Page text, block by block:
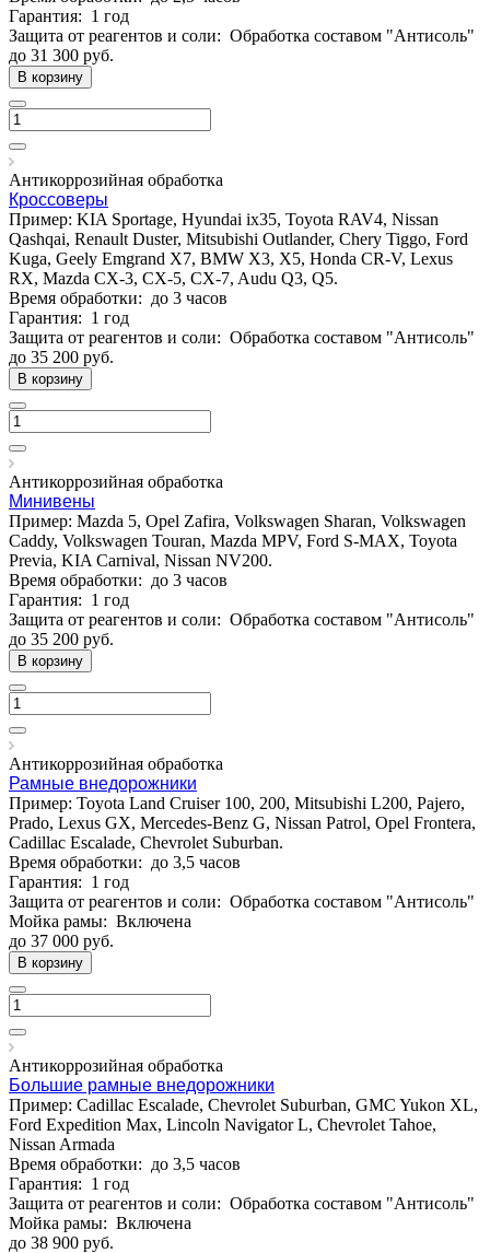
Гарантия: 1 год
Защита от реагентов и соли: Обработка составом "Антисоль"
до 31 300 руб.
В корзину
Антикоррозийная обработка
Кроссоверы
Пример: KIA Sportage, Hyundai ix35, Toyota RAV4, Nissan
Qashqai, Renault Duster, Mitsubishi Outlander, Chery Tiggo, Ford
Kuga, Geely Emgrand X7, BMW X3, X5, Honda CR-V, Lexus
RX, Mazda CX-3, CX-5, CX-7, Audu Q3, Q5.
Время обработки: до 3 часов
Гарантия: 1 год
Защита от реагентов и соли: Обработка составом "Антисоль"
до 35 200 руб.
В корзину
Антикоррозийная обработка
Минивены
Пример: Mazda 5, Opel Zafira, Volkswagen Sharan, Volkswagen
Caddy, Volkswagen Touran, Mazda MPV, Ford S-MAX, Toyota
Previa, KIA Carnival, Nissan NV200.
Время обработки: до 3 часов
Гарантия: 1 год
Защита от реагентов и соли: Обработка составом "Антисоль"
до 35 200 руб.
В корзину
Антикоррозийная обработка
Рамные внедорожники
Пример: Toyota Land Cruiser 100, 200, Mitsubishi L200, Pajero,
Prado, Lexus GX, Mercedes-Benz G, Nissan Patrol, Opel Frontera,
Cadillac Escalade, Chevrolet Suburban.
Время обработки: до 3,5 часов
Гарантия: 1 год
Защита от реагентов и соли: Обработка составом "Антисоль"
Мойка рамы: Включена
до 37 000 руб.
В корзину
Антикоррозийная обработка
Большие рамные внедорожники
Пример: Cadillac Escalade, Chevrolet Suburban, GMC Yukon XL,
Ford Expedition Max, Lincoln Navigator L, Chevrolet Tahoe,
Nissan Armada
Время обработки: до 3,5 часов
Гарантия: 1 год
Защита от реагентов и соли: Обработка составом "Антисоль"
Мойка рамы: Включена
до 38 900 руб.